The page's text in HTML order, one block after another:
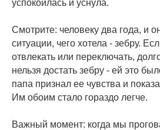
успокоилась и уснула.
Смотрите: человеку два года, и
ситуации, чего хотела - зебру.
отвлекать или переключать,
нельзя достать зебру - ей это
папа признал ее чувства и
Им обоим стало гораздо легче.
Важный момент: когда мы